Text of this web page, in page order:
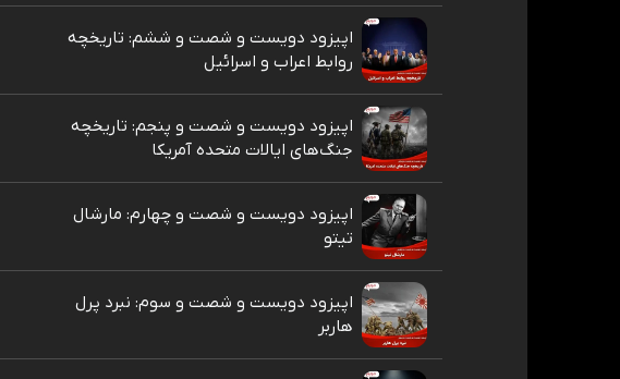
اپیزود دویست و شصت و ششم: تاریخچه
روابط اعراب و اسرائیل
اپیزود دویست و شصت و پنجم: تاریخچه
جنگ‌های ایالات متحده آمریکا
اپیزود دویست و شصت و چهارم: مارشال
تیتو
اپیزود دویست و شصت و سوم: نبرد پرل
هاربر